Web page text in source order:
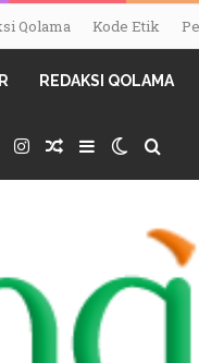
Qolama Kode Etik
REDAKSI QOLAMA
Instagram
Random Article
SidebarSwitch